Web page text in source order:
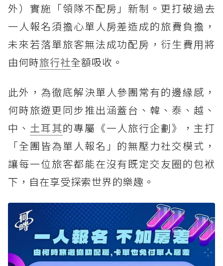
外）實施「領隊不配房」新制。更打破過去
一人報名須擔心單人房差造成的旅費負擔，
未來若落單旅客無法成功配房，衍生費用將
由何時旅行社全額吸收。
此外，為徹底解決單人參團常有的邊緣感，
何時旅遊更同步推出涵蓋台、韓、泰、越、
中、 土耳其的專屬《一人旅行企劃》，主打
「全團皆為單人報名」的無壓力社交模式，
讓每一位旅客都能在沒有既定交友圈的包袱
下，自在享受探索世界的樂趣。